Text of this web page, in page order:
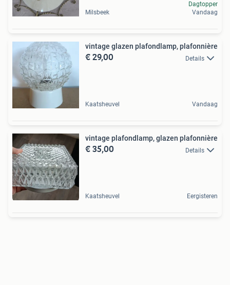
Milsbeek
Dagtopper
Vandaag
vintage glazen plafondlamp, plafonnière
€ 29,00 Details
Kaatsheuvel Vandaag
vintage plafondlamp, glazen plafonnière
€ 35,00 Details
Kaatsheuvel Eergisteren